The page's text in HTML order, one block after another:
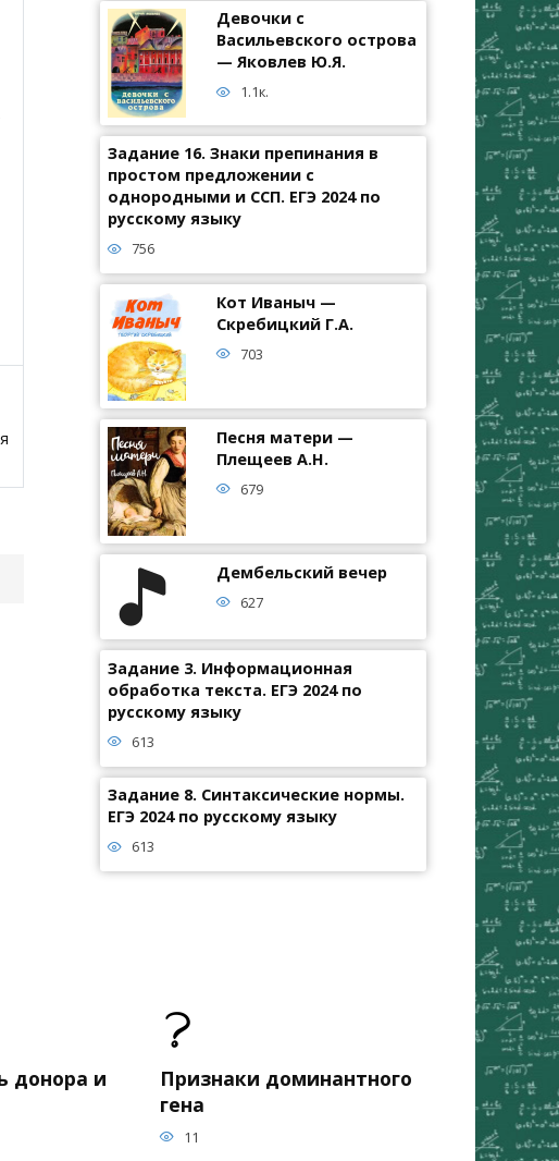
Девочки с
Васильевского острова
— Яковлев Ю.Я.
1.1к.
Задание 16. Знаки препинания в
простом предложении с
однородными и ССП. ЕГЭ 2024 по
русскому языку
756
Кот Иваныч —
Скребицкий Г.А.
703
Песня матери —
Плещеев А.Н.
679
Дембельский вечер
627
Задание 3. Информационная
обработка текста. ЕГЭ 2024 по
русскому языку
613
Задание 8. Синтаксические нормы.
ЕГЭ 2024 по русскому языку
613
донора и
Признаки доминантного
гена
11